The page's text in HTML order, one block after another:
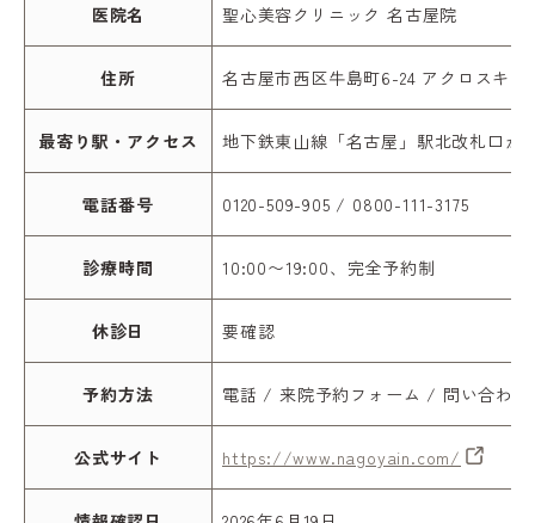
医院名 聖心美容クリニック 名古屋院
住所 名古屋市西区牛島町6-24 アクロスキュ
最寄り駅・アクセス 地下鉄東山線「名古屋」駅北改札口か
電話番号 0120-509-905 / 0800-111-3175
診療時間 10:00〜19:00、完全予約制
休診日 要確認
予約方法 電話 / 来院予約フォーム / 問い合わせ
公式サイト https://www.nagoyain.com/